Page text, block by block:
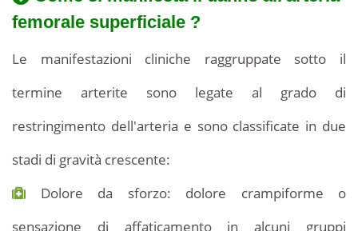
femorale superficiale ?
Le manifestazioni cliniche raggruppate sotto il
termine arterite sono legate al grado di
restringimento dell'arteria e sono classificate in due
stadi di gravità crescente:
Dolore da sforzo: dolore crampiforme o
sensazione di affaticamento in alcuni gruppi